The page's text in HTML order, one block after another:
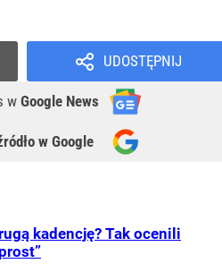
UDOSTĘPNIJ
w Google News
w Google
kadencję? Tak ocenili